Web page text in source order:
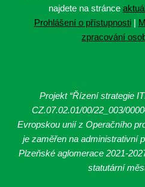
najdete na stránce
Prohlášení o přístupnosti|
zpracování
Projekt “Řízení strategie
CZ.07.02.01/00/22_003/
Evropskou unií z Operačního
je zaměřen na administrativní
Plzeňské aglomerace 2021-
statutární